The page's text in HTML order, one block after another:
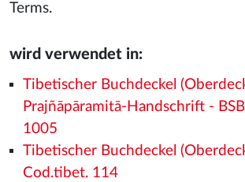
Terms.
wird verwendet in:
Tibetischer Buchdeckel
Prajñāpāramitā-Handschrift -
1005
Tibetischer Buchdeckel
Cod.tibet. 114